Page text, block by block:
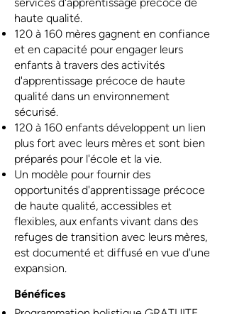
haute qualité.
120 à 160 mères gagnent en confiance
et en capacité pour engager leurs
enfants à travers des activités
d'apprentissage précoce de haute
qualité dans un environnement
sécurisé.
120 à 160 enfants développent un lien
plus fort avec leurs mères et sont bien
préparés pour l'école et la vie.
Un modèle pour fournir des
opportunités d'apprentissage précoce
de haute qualité, accessibles et
flexibles, aux enfants vivant dans des
refuges de transition avec leurs mères,
est documenté et diffusé en vue d'une
expansion.
Bénéfices